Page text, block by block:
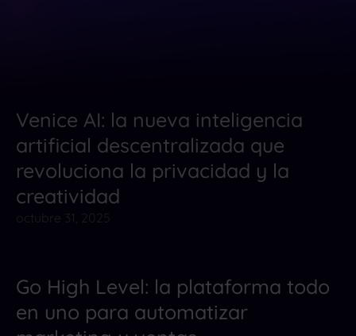
Herramientas de IA para Texto
Venice AI: la nueva inteligencia
artificial descentralizada que
revoluciona la privacidad y la
creatividad
octubre 31, 2025
Herramientas de AI para Automatización
Go High Level: la plataforma todo
en uno para automatizar